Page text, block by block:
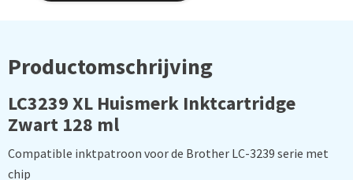
Productomschrijving
LC3239 XL Huismerk Inktcartridge
Zwart 128 ml
Compatible inktpatroon voor de Brother LC-3239 serie met
chip